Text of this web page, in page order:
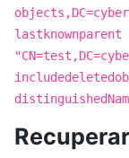
lastknownparent